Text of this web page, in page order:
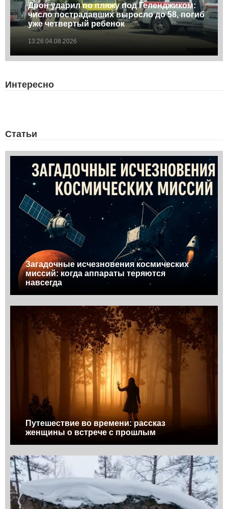
Дрон ударил по пляжу под Геленджиком:
число пострадавших выросло до 58, погиб
уже четвертый ребенок
13:26 04.08.2026
Интересно
Статьи
Загадочные исчезновения космических
миссий: когда аппараты теряются
навсегда
Путешествие во времени: рассказ
женщины о встрече с прошлым